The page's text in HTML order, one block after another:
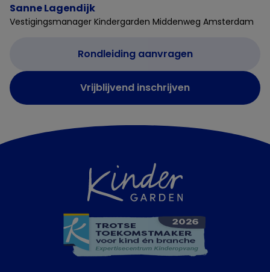
Sanne Lagendijk
Vestigingsmanager Kindergarden Middenweg Amsterdam
Rondleiding aanvragen
Vrijblijvend inschrijven